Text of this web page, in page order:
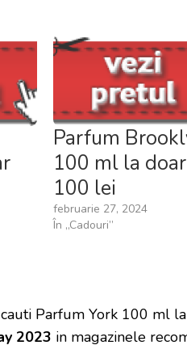
Parfum
100 ml la doar
100 lei
februarie 27, 2024
În „Cadouri”
Parfum York 100 ml
2023 in magazinele